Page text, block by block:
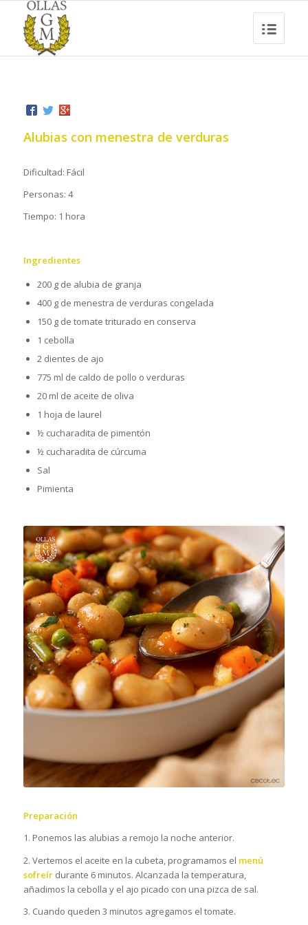
Alubias con menestra de verduras
Dificultad: Fácil
Personas: 4
Tiempo: 1 hora
Ingredientes
200 g de alubia de granja
400 g de menestra de verduras congelada
150 g de tomate triturado en conserva
1 cebolla
2 dientes de ajo
775 ml de caldo de pollo o verduras
20 ml de aceite de oliva
1 hoja de laurel
½ cucharadita de pimentón
½ cucharadita de cúrcuma
Sal
Pimienta
Preparación
1. Ponemos las alubias a remojo la noche anterior.
2. Vertemos el aceite en la cubeta, programamos el menú
sofreírdurante 6 minutos. Alcanzada la temperatura,
añadimos la cebolla y el ajo picado con una pizca de sal.
3. Cuando queden 3 minutos agregamos el tomate.